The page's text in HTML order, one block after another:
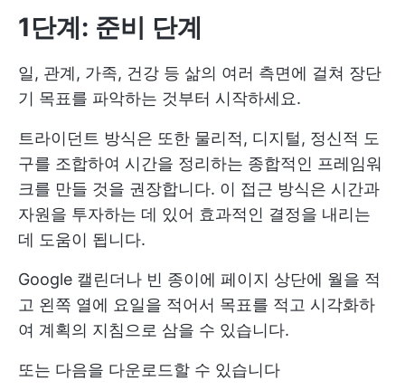
1단계: 준비 단계
일, 관계, 가족, 건강 등 삶의 여러 측면에 걸쳐 장단
기 목표를 파악하는 것부터 시작하세요.
트라이던트 방식은 또한 물리적, 디지털, 정신적 도
구를 조합하여 시간을 정리하는 종합적인 프레임워
크를 만들 것을 권장합니다. 이 접근 방식은 시간과
자원을 투자하는 데 있어 효과적인 결정을 내리는
데 도움이 됩니다.
Google 캘린더나 빈 종이에 페이지 상단에 월을 적
고 왼쪽 열에 요일을 적어서 목표를 적고 시각화하
여 계획의 지침으로 삼을 수 있습니다.
또는 다음을 다운로드할 수 있습니다